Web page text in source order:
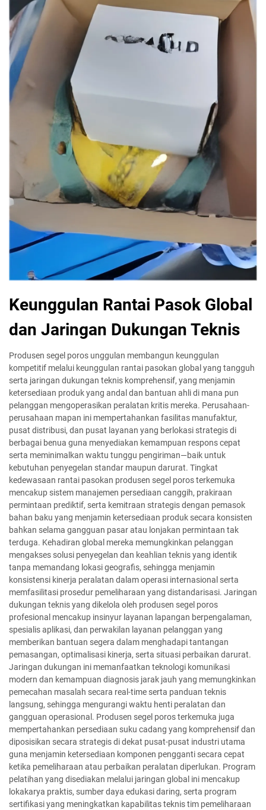
Keunggulan Rantai Pasok Global
dan Jaringan Dukungan Teknis
Produsen segel poros unggulan membangun keunggulan
kompetitif melalui keunggulan rantai pasokan global yang tangguh
serta jaringan dukungan teknis komprehensif, yang menjamin
ketersediaan produk yang andal dan bantuan ahli di mana pun
pelanggan mengoperasikan peralatan kritis mereka. Perusahaan-
perusahaan mapan ini mempertahankan fasilitas manufaktur,
pusat distribusi, dan pusat layanan yang berlokasi strategis di
berbagai benua guna menyediakan kemampuan respons cepat
serta meminimalkan waktu tunggu pengiriman—baik untuk
kebutuhan penyegelan standar maupun darurat. Tingkat
kedewasaan rantai pasokan produsen segel poros terkemuka
mencakup sistem manajemen persediaan canggih, prakiraan
permintaan prediktif, serta kemitraan strategis dengan pemasok
bahan baku yang menjamin ketersediaan produk secara konsisten
bahkan selama gangguan pasar atau lonjakan permintaan tak
terduga. Kehadiran global mereka memungkinkan pelanggan
mengakses solusi penyegelan dan keahlian teknis yang identik
tanpa memandang lokasi geografis, sehingga menjamin
konsistensi kinerja peralatan dalam operasi internasional serta
memfasilitasi prosedur pemeliharaan yang distandarisasi. Jaringan
dukungan teknis yang dikelola oleh produsen segel poros
profesional mencakup insinyur layanan lapangan berpengalaman,
spesialis aplikasi, dan perwakilan layanan pelanggan yang
memberikan bantuan segera dalam menghadapi tantangan
pemasangan, optimalisasi kinerja, serta situasi perbaikan darurat.
Jaringan dukungan ini memanfaatkan teknologi komunikasi
modern dan kemampuan diagnosis jarak jauh yang memungkinkan
pemecahan masalah secara real-time serta panduan teknis
langsung, sehingga mengurangi waktu henti peralatan dan
gangguan operasional. Produsen segel poros terkemuka juga
mempertahankan persediaan suku cadang yang komprehensif dan
diposisikan secara strategis di dekat pusat-pusat industri utama
guna menjamin ketersediaan komponen pengganti secara cepat
ketika pemeliharaan atau perbaikan peralatan diperlukan. Program
pelatihan yang disediakan melalui jaringan global ini mencakup
lokakarya praktis, sumber daya edukasi daring, serta program
sertifikasi yang meningkatkan kapabilitas teknis tim pemeliharaan